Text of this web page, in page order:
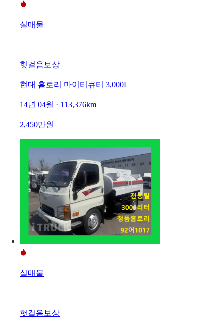
실매물
헛걸음보상
현대 홈로리 마이티큐티 3,000L
14년 04월 · 113,376km
2,450만원
실매물
헛걸음보상